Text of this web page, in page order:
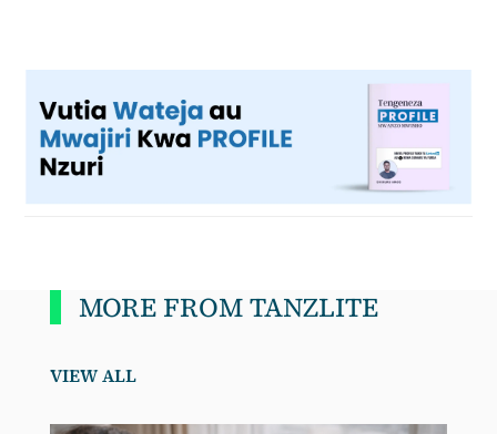
MORE FROM TANZLITE
VIEW ALL